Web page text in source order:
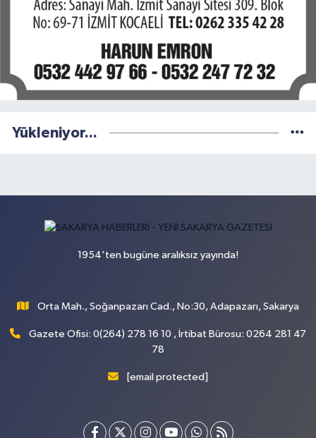
Yükleniyor...
1954'ten bugüne aralıksız yayında!
Orta Mah., Soğanpazarı Cad., No:30, Adapazarı, Sakarya
Gazete Ofisi: 0(264) 278 16 10 , İrtibat Bürosu: 0264 281 47
78
[email protected]